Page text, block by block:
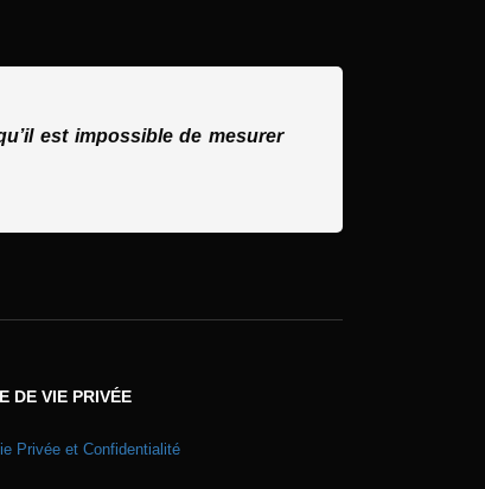
est impossible de mesurer
DE VIE PRIVÉE
Privée et Confidentialité